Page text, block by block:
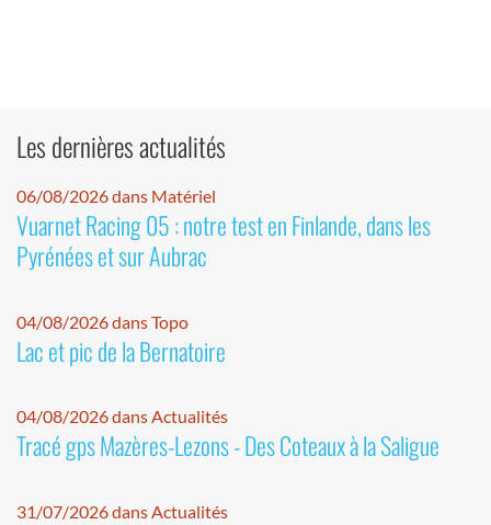
Les dernières actualités
06/08/2026 dans Matériel
Vuarnet Racing 05 : notre test en Finlande, dans les
Pyrénées et sur Aubrac
04/08/2026 dans Topo
Lac et pic de la Bernatoire
04/08/2026 dans Actualités
Tracé gps Mazères-Lezons - Des Coteaux à la Saligue
31/07/2026 dans Actualités